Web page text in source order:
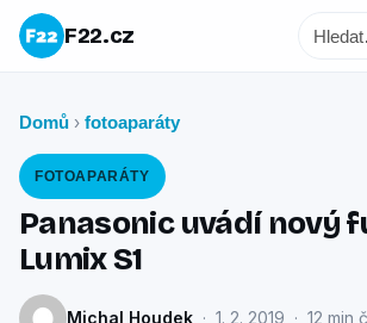
F22.cz
Domů › fotoaparáty
FOTOAPARÁTY
Panasonic uvádí nový
Lumix S1
Michal Houdek · 1. 2. 2019 · 12 min